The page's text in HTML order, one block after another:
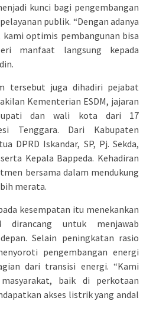
kunci bagi pengembangan
publik. “Dengan adanya
optimis pembangunan bisa
manfaat langsung kepada
tersebut juga dihadiri pejabat
Kementerian ESDM, jajaran
dan wali kota dari 17
Tenggara. Dari Kabupaten
DPRD Iskandar, SP, Pj. Sekda,
Kepala Bappeda. Kehadiran
bersama dalam mendukung
merata.
kesempatan itu menekankan
dirancang untuk menjawab
Selain peningkatan rasio
pengembangan energi
dari transisi energi. “Kami
baik di perkotaan
akses listrik yang andal